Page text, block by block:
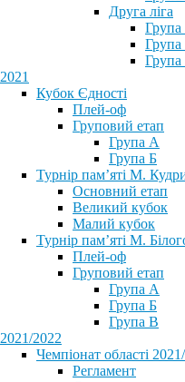
Друга ліга
Група
Група
Група
2021
Кубок Єдності
Плей-оф
Груповий етап
Група А
Група Б
Турнір пам’яті М.
Основний етап
Великий кубок
Малий кубок
Турнір пам’яті М.
Плей-оф
Груповий етап
Група А
Група Б
Група В
2021/2022
Чемпіонат області
Регламент